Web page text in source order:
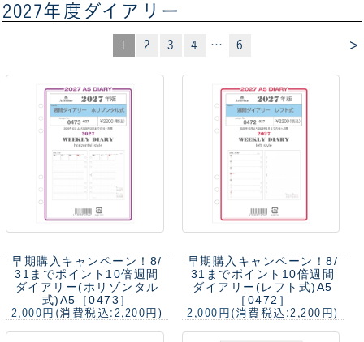
2027年度ダイアリー
>
1 2 3 4 … 6
早期購入キャンペーン！8/
31までポイント10倍週間
ダイアリー(ホリゾンタル
式)A5［0473］
2,000円 (消費税込:2,200円)
早期購入キャンペーン！8/
31までポイント10倍週間
ダイアリー(レフト式)A5
［0472］
2,000円 (消費税込:2,200円)